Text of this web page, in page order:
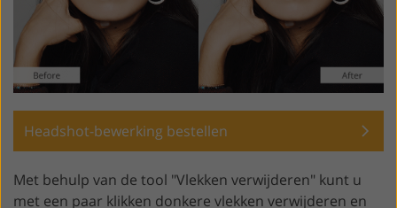
Headshot-bewerking bestellen
Met behulp van de tool "Vlekken verwijderen" kunt u
met een paar klikken donkere vlekken verwijderen en